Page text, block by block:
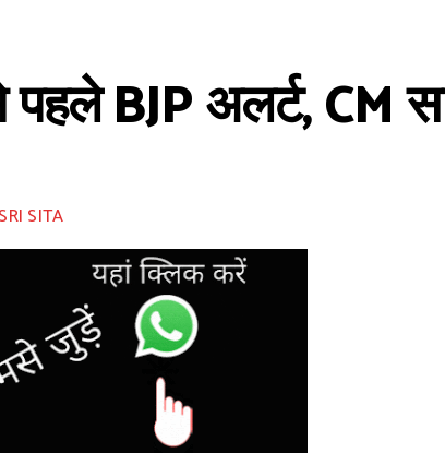
BJP अलर्ट, CM
SRI SITA